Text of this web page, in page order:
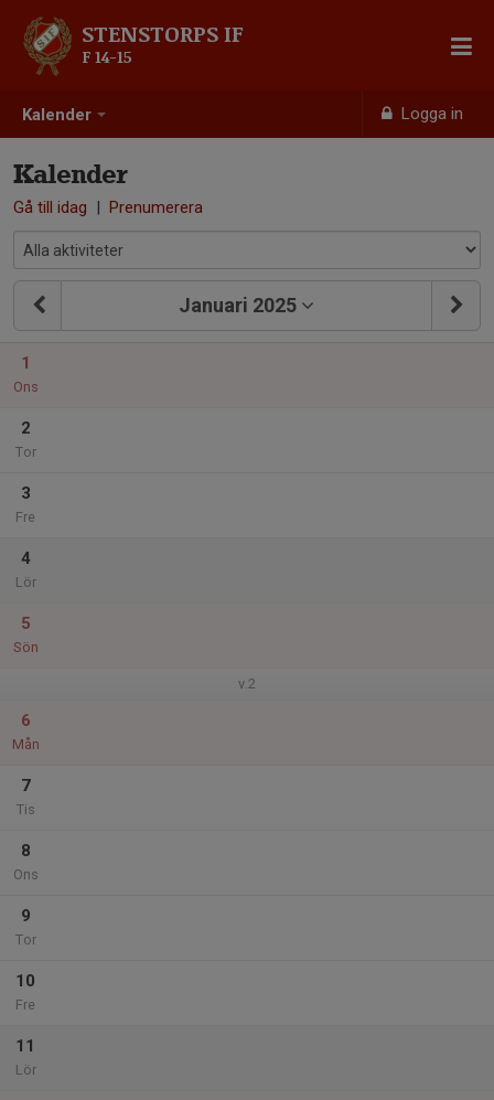
Kalender Logga in
STENSTORPS IF
F 14-15
Kalender
Gå till idag | Prenumerera
Januari 2025
1
Ons
2
Tor
3
Fre
4
Lör
5
Sön
v.2
6
Mån
7
Tis
8
Ons
9
Tor
10
Fre
11
Lör